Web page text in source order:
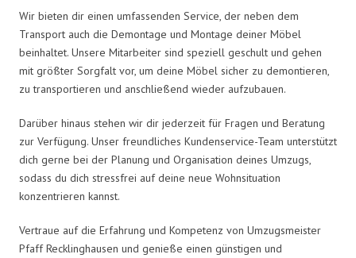
Wir bieten dir einen umfassenden Service, der neben dem
Transport auch die Demontage und Montage deiner Möbel
beinhaltet. Unsere Mitarbeiter sind speziell geschult und gehen
mit größter Sorgfalt vor, um deine Möbel sicher zu demontieren,
zu transportieren und anschließend wieder aufzubauen.
Darüber hinaus stehen wir dir jederzeit für Fragen und Beratung
zur Verfügung. Unser freundliches Kundenservice-Team unterstützt
dich gerne bei der Planung und Organisation deines Umzugs,
sodass du dich stressfrei auf deine neue Wohnsituation
konzentrieren kannst.
Vertraue auf die Erfahrung und Kompetenz von Umzugsmeister
Pfaff Recklinghausen und genieße einen günstigen und